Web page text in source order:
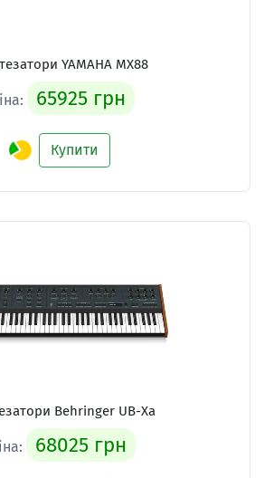
YAMAHA MX88
65925 грн
Купити
Behringer UB-Xa
68025 грн